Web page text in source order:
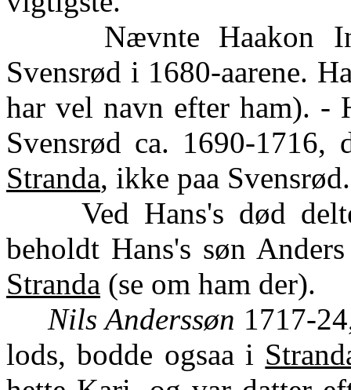
Nævnte Haakon
Svensrød i 1680-aarene.
har vel navn efter ham). -
Svensrød ca. 1690-
Stranda, ikke paa Svensrød.
Ved Hans's død
beholdt Hans's søn
Stranda (se om ham der).
Nils Anderssøn 1717-
lods, bodde ogsaa i